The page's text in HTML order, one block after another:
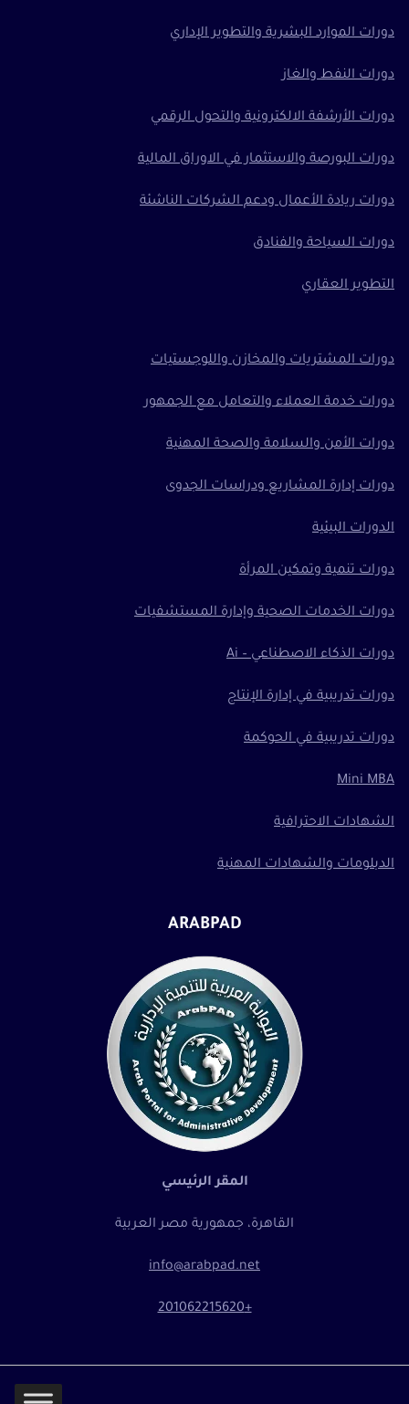
دورات الموارد البشرية والتطوير الإداري
دورات النفط والغاز
دورات الأرشفة الالكترونية والتحول الرقمي
دورات البورصة والاستثمار في الاوراق المالية
دورات ريادة الأعمال ودعم الشركات الناشئة
دورات السياحة والفنادق
التطوير العقاري
دورات المشتريات والمخازن واللوجستيات
دورات خدمة العملاء والتعامل مع الجمهور
دورات الأمن والسلامة والصحة المهنية
دورات إدارة المشاريع ودراسات الجدوى
الدورات البيئية
دورات تنمية وتمكين المرأة
دورات الخدمات الصحية وإدارة المستشفيات
دورات الذكاء الاصطناعي – Ai
دورات تدريبية في إدارة الإنتاج
دورات تدريبية في الحوكمة
Mini MBA
الشهادات الاحترافية
الدبلومات والشهادات المهنية
ARABPAD
المقر الرئيسي
القاهرة، جمهورية مصر العربية
info@arabpad.net
+201062215620